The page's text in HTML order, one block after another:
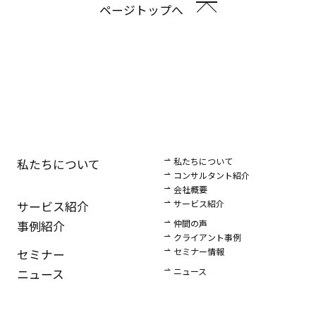
ページトップへ
私たちについて
私たちについて
コンサルタント紹介
会社概要
サービス紹介 サービス紹介
事例紹介
仲間の声
クライアント事例
セミナー セミナー情報
ニュース ニュース